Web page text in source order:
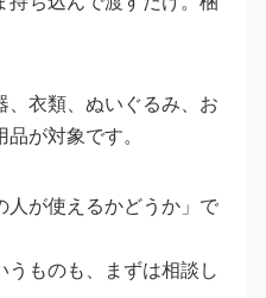
、衣類、ぬいぐるみ、お
が対象です。
人が使えるかどうか」で
うものも、まずは相談し